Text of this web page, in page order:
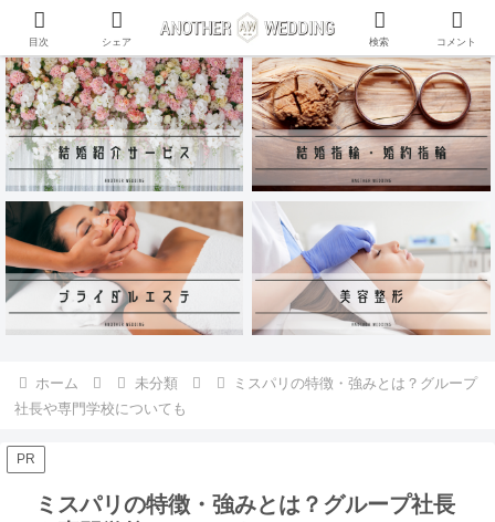
ANOTHER WEDDING~RING~のInstagramアカウントがリリース♪
ホーム 未分類
ミスパリの特徴・強みとは？グループ
社長や専門学校についても
PR
ミスパリの特徴・強みとは？グループ社長
目次 シェア 検索 コメント